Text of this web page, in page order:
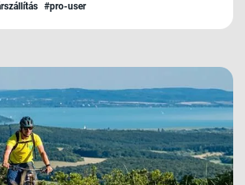
#pro-user